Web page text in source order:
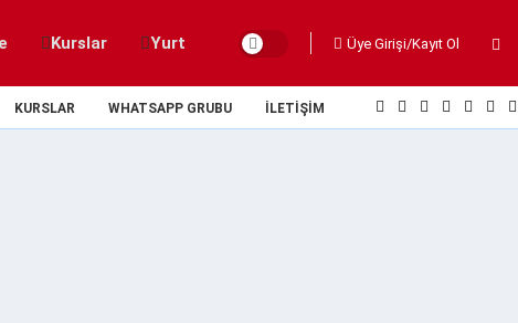
Kurslar Yurt Üye Girişi/Kayıt Ol
KURSLAR WHATSAPP GRUBU İLETIŞIM